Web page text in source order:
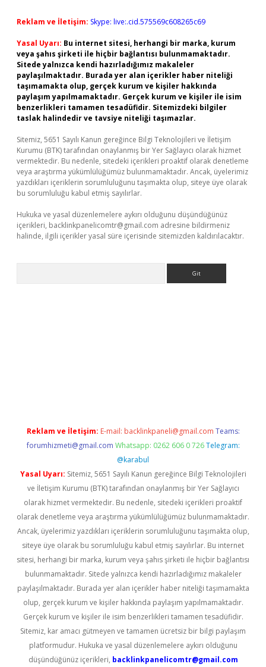
Reklam ve İletişim: Skype: live:.cid.575569c608265c69
Yasal Uyarı: Bu internet sitesi, herhangi bir marka, kurum
veya şahıs şirketi ile hiçbir bağlantısı bulunmamaktadır.
Sitede yalnızca kendi hazırladığımız makaleler
paylaşılmaktadır. Burada yer alan içerikler haber niteliği
taşımamakta olup, gerçek kurum ve kişiler hakkında
paylaşım yapılmamaktadır. Gerçek kurum ve kişiler ile isim
benzerlikleri tamamen tesadüfidir. Sitemizdeki bilgiler
taslak halindedir ve tavsiye niteliği taşımazlar.
Sitemiz, 5651 Sayılı Kanun gereğince Bilgi Teknolojileri ve İletişim
Kurumu (BTK) tarafından onaylanmış bir Yer Sağlayıcı olarak hizmet
vermektedir. Bu nedenle, sitedeki içerikleri proaktif olarak denetleme
veya araştırma yükümlülüğümüz bulunmamaktadır. Ancak, üyelerimiz
yazdıkları içeriklerin sorumluluğunu taşımakta olup, siteye üye olarak
bu sorumluluğu kabul etmiş sayılırlar.
Hukuka ve yasal düzenlemelere aykırı olduğunu düşündüğünüz
içerikleri, backlinkpanelicomtr@gmail.com adresine bildirmeniz
halinde, ilgili içerikler yasal süre içerisinde sitemizden kaldırılacaktır.
Reklam ve İletişim: E-mail: backlinkpaneli@gmail.com Teams:
forumhizmeti@gmail.com Whatsapp: 0262 606 0 726 Telegram:
@karabul
Yasal Uyarı: Sitemiz, 5651 Sayılı Kanun gereğince Bilgi Teknolojileri
ve İletişim Kurumu (BTK) tarafından onaylanmış bir Yer Sağlayıcı
olarak hizmet vermektedir. Bu nedenle, sitedeki içerikleri proaktif
olarak denetleme veya araştırma yükümlülüğümüz bulunmamaktadır.
Ancak, üyelerimiz yazdıkları içeriklerin sorumluluğunu taşımakta olup,
siteye üye olarak bu sorumluluğu kabul etmiş sayılırlar. Bu internet
sitesi, herhangi bir marka, kurum veya şahıs şirketi ile hiçbir bağlantısı
bulunmamaktadır. Sitede yalnızca kendi hazırladığımız makaleler
paylaşılmaktadır. Burada yer alan içerikler haber niteliği taşımamakta
olup, gerçek kurum ve kişiler hakkında paylaşım yapılmamaktadır.
Gerçek kurum ve kişiler ile isim benzerlikleri tamamen tesadüfidir.
Sitemiz, kar amacı gütmeyen ve tamamen ücretsiz bir bilgi paylaşım
platformudur. Hukuka ve yasal düzenlemelere aykırı olduğunu
düşündüğünüz içerikleri, backlinkpanelicomtr@gmail.com